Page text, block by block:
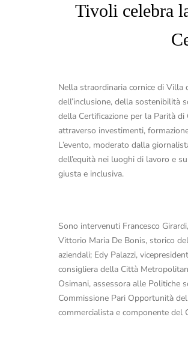
Tivoli celebra
Nella straordinaria cornice di
dell’inclusione, della sostenibilità
della Certificazione per la Parità
attraverso investimenti,
L’evento, moderato dalla
dell’equità nei luoghi di lavoro e
giusta e inclusiva.
Sono intervenuti Francesco
Vittorio Maria De Bonis, storico
aziendali; Edy Palazzi,
consigliera della Città
Osimani, assessora alle Politiche
Commissione Pari Opportunità
commercialista e componente del